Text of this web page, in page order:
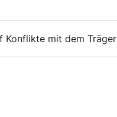
Konflikte mit dem Träger